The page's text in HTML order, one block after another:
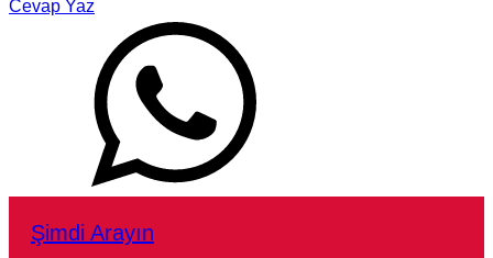
Cevap Yaz
Şimdi Arayın